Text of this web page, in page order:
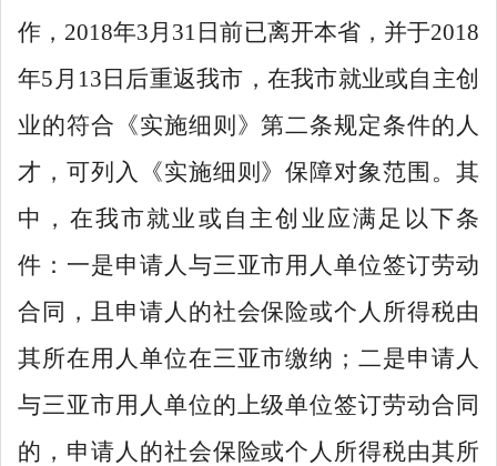
作， 2018年3 月 31 日前已离开本省，并于2018
年5 月 13 日后重返我市，在我市就业或自主创
业的符合《实施细则》第二条规定条件的人
才，可列入《实施细则》保障对象范围。其
中 ， 在我市就业或自主创业应满足以下条
件：一是申请人与三亚市用人单位签订劳动
合同，且申请人的社会保险或个人所得税由
其所在用人单位在三亚市缴纳；二是申请人
与三亚市用人单位的上级单位签订劳动合同
的，申请人的社会保险或个人所得税由其所